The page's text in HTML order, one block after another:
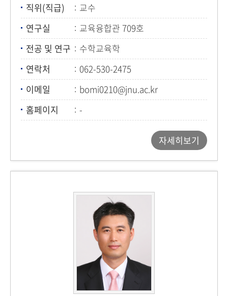
직위(직급)
교수
연구실
교육융합관 709호
전공 및 연구
수학교육학
연락처
062-530-2475
이메일
bomi0210@jnu.ac.kr
홈페이지
-
자세히보기